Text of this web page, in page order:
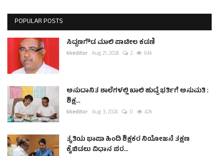
POPULAR POSTS
ಸಿದ್ದಣಗೌಡ ಮಾಲಿ ಪಾಟೀಲ ಕಡಣಿ
kkeditor Aug 21, 2024 2 6.4k
ಅನುದಾನಿತ ಶಾಲೆಗಳಲ್ಲಿ ಖಾಲಿ ಹುದ್ದೆ ಭರ್ತಿಗೆ ಅನುಮತಿ :
ಶಿಕ್ಷ...
kkeditor Aug 3, 2024 0 4.2k
ತೃತಿಯ ಭಾಷಾ ಹಿಂದಿ ಶಿಕ್ಷಕರ ನಿಯೋಜನೆ ತಕ್ಷಣ
ಕೈಬಿಡಲು ವಿಧಾನ ಪರ...